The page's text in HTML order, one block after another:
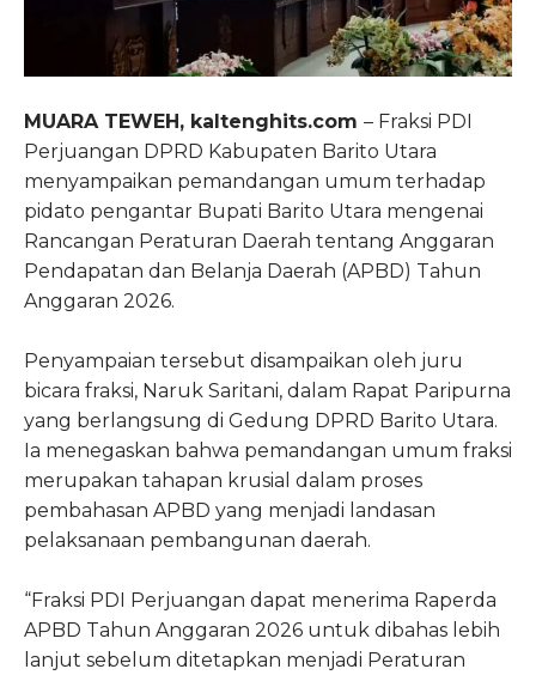
MUARA TEWEH, kaltenghits.com – Fraksi PDI
Perjuangan DPRD Kabupaten Barito Utara
menyampaikan pemandangan umum terhadap
pidato pengantar Bupati Barito Utara mengenai
Rancangan Peraturan Daerah tentang Anggaran
Pendapatan dan Belanja Daerah (APBD) Tahun
Anggaran 2026.
Penyampaian tersebut disampaikan oleh juru
bicara fraksi, Naruk Saritani, dalam Rapat Paripurna
yang berlangsung di Gedung DPRD Barito Utara.
Ia menegaskan bahwa pemandangan umum fraksi
merupakan tahapan krusial dalam proses
pembahasan APBD yang menjadi landasan
pelaksanaan pembangunan daerah.
“Fraksi PDI Perjuangan dapat menerima Raperda
APBD Tahun Anggaran 2026 untuk dibahas lebih
lanjut sebelum ditetapkan menjadi Peraturan